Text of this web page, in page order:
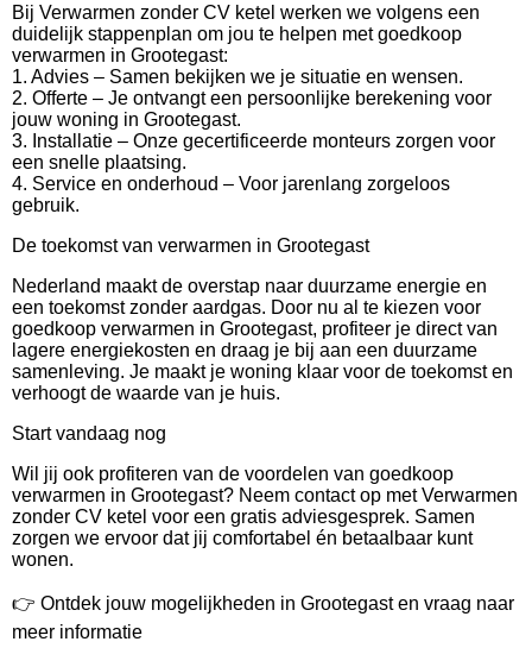
Bij Verwarmen zonder CV ketel werken we volgens een
duidelijk stappenplan om jou te helpen met goedkoop
verwarmen in Grootegast:
1. Advies – Samen bekijken we je situatie en wensen.
2. Offerte – Je ontvangt een persoonlijke berekening voor
jouw woning in Grootegast.
3. Installatie – Onze gecertificeerde monteurs zorgen voor
een snelle plaatsing.
4. Service en onderhoud – Voor jarenlang zorgeloos
gebruik.
De toekomst van verwarmen in Grootegast
Nederland maakt de overstap naar duurzame energie en
een toekomst zonder aardgas. Door nu al te kiezen voor
goedkoop verwarmen in Grootegast, profiteer je direct van
lagere energiekosten en draag je bij aan een duurzame
samenleving. Je maakt je woning klaar voor de toekomst en
verhoogt de waarde van je huis.
Start vandaag nog
Wil jij ook profiteren van de voordelen van goedkoop
verwarmen in Grootegast? Neem contact op met Verwarmen
zonder CV ketel voor een gratis adviesgesprek. Samen
zorgen we ervoor dat jij comfortabel én betaalbaar kunt
wonen.
👉 Ontdek jouw mogelijkheden in Grootegast en vraag naar
meer informatie